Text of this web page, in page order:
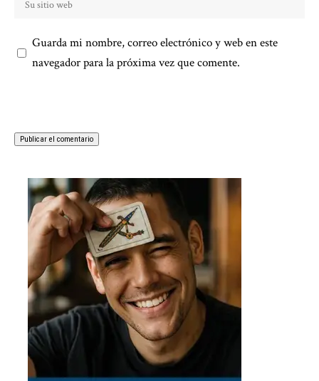
Guarda mi nombre, correo electrónico y web en este
navegador para la próxima vez que comente.